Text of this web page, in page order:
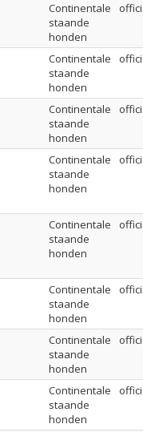
Continentale
staande
honden
Continentale
staande
honden
Continentale
staande
honden
Continentale
staande
honden
Continentale
staande
honden
Continentale
staande
honden
Continentale
staande
honden
Continentale
staande
honden